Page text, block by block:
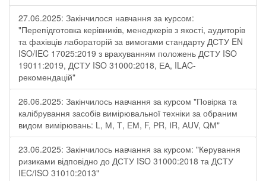
27.06.2025: Закінчилося навчання за курсом:
"Перепідготовка керівників, менеджерів з якості, аудиторів
та фахівців лабораторій за вимогами стандарту ДСТУ EN
ISO/IEC 17025:2019 з врахуванням положень ДСТУ ISO
19011:2019, ДСТУ ISO 31000:2018, ЕА, ILAC-
рекомендацій"
26.06.2025: Закінчилось навчання за курсом "Повірка та
калібрування засобів вимірювальної техніки за обраним
видом вимірювань: L, М, Т, ЕМ, F, РR, ІR, АUV, QМ"
23.06.2025: Закінчилось навчання за курсом: "Керування
ризиками відповідно до ДСТУ ISO 31000:2018 та ДСТУ
IEC/ISO 31010:2013"